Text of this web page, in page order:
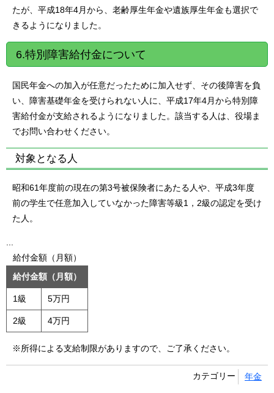
たが、平成18年4月から、老齢厚生年金や遺族厚生年金も選択で
きるようになりました。
6.特別障害給付金について
国民年金への加入が任意だったために加入せず、その後障害を負
い、障害基礎年金を受けられない人に、平成17年4月から特別障
害給付金が支給されるようになりました。該当する人は、役場ま
でお問い合わせください。
対象となる人
昭和61年度前の現在の第3号被保険者にあたる人や、平成3年度
前の学生で任意加入していなかった障害等級1，2級の認定を受け
た人。
給付金額（月額）
給付金額（月額）
1級 5万円
2級 4万円
※所得による支給制限がありますので、ご了承ください。
カテゴリー 年金